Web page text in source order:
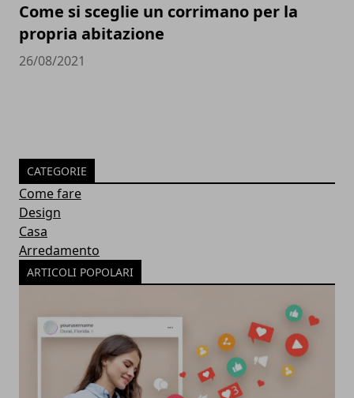
Come si sceglie un corrimano per la
propria abitazione
26/08/2021
CATEGORIE
Come fare
Design
Casa
Arredamento
ARTICOLI POPOLARI